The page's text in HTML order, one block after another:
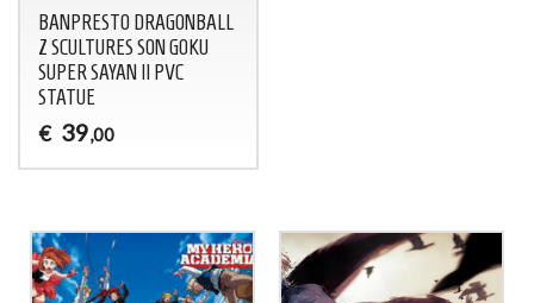
BANPRESTO DRAGONBALL
Z SCULTURES SON GOKU
SUPER SAYAN II PVC
STATUE
€ 39,00